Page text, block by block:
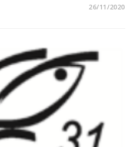
26/11/2020